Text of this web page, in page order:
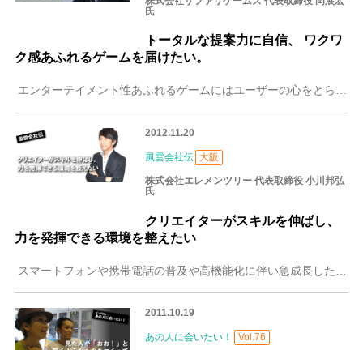
氏
トータルな提案力に自信、 ワクワ
ク感あふれるゲームを届けたい。
2012.11.20
風雲会社伝 大阪
株式会社エレメンツリー 代表取締役 小川邦弘
氏
クリエイターがスキルを伸ばし、
力を発揮できる環境を整えたい
2011.10.19
あの人に会いたい！ Vol.76